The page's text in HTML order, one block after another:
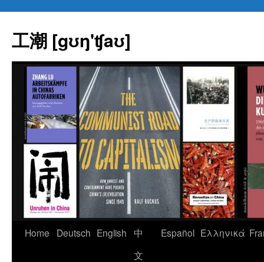
content
工潮 [gʊŋ'ʧaʊ]
Home Deutsch English
中
文
Español Eλληνικά